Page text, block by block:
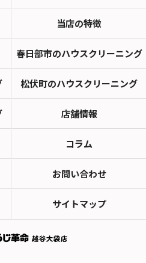
当店の特徴
春日部市のハウスクリーニング
松伏町のハウスクリーニング
店舗情報
コラム
お問い合わせ
サイトマップ